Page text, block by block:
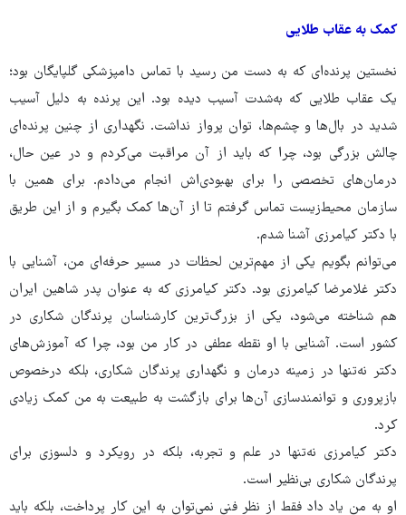
کمک به عقاب طلایی
نخستین پرنده‌ای که به دست من رسید با تماس دامپزشکی گلپایگان بود؛
یک عقاب طلایی که به‌شدت آسیب دیده بود. این پرنده به دلیل آسیب
شدید در بال‌ها و چشم‌ها، توان پرواز نداشت. نگهداری از چنین پرنده‌ای
چالش بزرگی بود، چرا که باید از آن مراقبت می‌کردم و در عین حال،
درمان‌های تخصصی را برای بهبودی‌اش انجام می‌دادم. برای همین با
سازمان محیط‌زیست تماس گرفتم تا از آن‌ها کمک بگیرم و از این طریق
با دکتر کیامرزی آشنا شدم.
می‌توانم بگویم یکی از مهم‌ترین لحظات در مسیر حرفه‌ای من، آشنایی با
دکتر غلامرضا کیامرزی بود. دکتر کیامرزی که به عنوان پدر شاهین ایران
هم شناخته می‌شود، یکی از بزرگ‌ترین کارشناسان پرندگان شکاری در
کشور است. آشنایی با او نقطه عطفی در کار من بود، چرا که آموزش‌های
دکتر نه‌تنها در زمینه درمان و نگهداری پرندگان شکاری، بلکه درخصوص
بازپروری و توانمندسازی آن‌ها برای بازگشت به طبیعت به من کمک زیادی
کرد.
دکتر کیامرزی نه‌تنها در علم و تجربه، بلکه در رویکرد و دلسوزی برای
پرندگان شکاری بی‌نظیر است.
او به من یاد داد فقط از نظر فنی نمی‌توان به این کار پرداخت، بلکه باید